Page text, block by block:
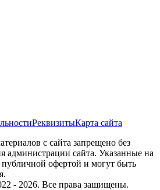
РеквизитыКарта сайта
с сайта запрещено без
администрации сайта. Указанные на
офертой и могут быть
- 2026. Все права защищены.